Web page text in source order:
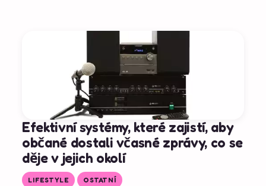
Efektivní systémy, které zajistí, aby
občané dostali včasné zprávy, co se
děje v jejich okolí
LIFESTYLE OSTATNÍ